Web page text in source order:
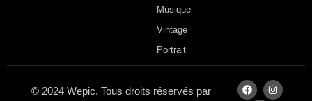
Musique
Vintage
Portrait
© 2024 Wepic. Tous droits réservés par